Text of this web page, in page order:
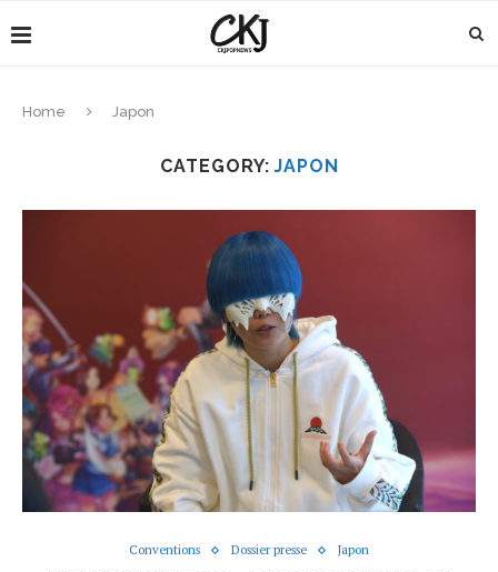
Home Japon
CATEGORY: JAPON
Conventions Dossier presse Japon